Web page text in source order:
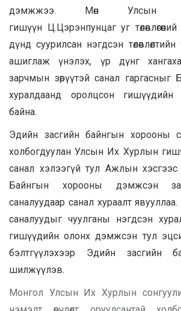
дэмжжээ. Мөн Улсын
гишүүн Ц.Цэрэнпунцаг уг
дүнд суурилсан нэгдсэн
ашиглаж үнэлэх, үр дүнг
зарчмын зөрүүтэй санал гаргасныг
хуралдаанд оролцсон
байна.
Эдийн засгийн байнгын хорооны
холбогдуулан Улсын Их Хурлын
санал хэлээгүй тул Ажлын хэсгээс
Байнгын хорооны дэмжсэн
саналуудаар санал хураалт
саналуудыг чуулганы нэгдсэн
гишүүдийн олонх дэмжсэн тул
бэлтгүүлэхээр Эдийн засгийн
шилжүүлэв.
Монгол Улсын Их Хурлын